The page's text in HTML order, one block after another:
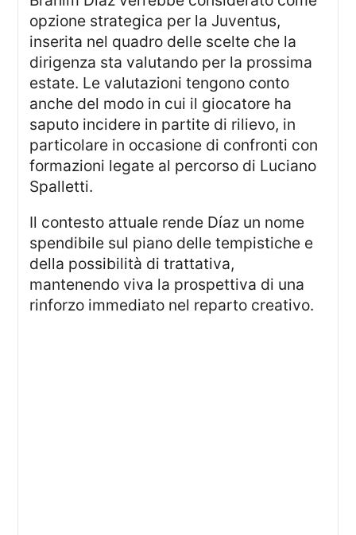
opzione strategica per la Juventus,
inserita nel quadro delle scelte che la
dirigenza sta valutando per la prossima
estate. Le valutazioni tengono conto
anche del modo in cui il giocatore ha
saputo incidere in partite di rilievo, in
particolare in occasione di confronti con
formazioni legate al percorso di Luciano
Spalletti.
Il contesto attuale rende Díaz un nome
spendibile sul piano delle tempistiche e
della possibilità di trattativa,
mantenendo viva la prospettiva di una
rinforzo immediato nel reparto creativo.